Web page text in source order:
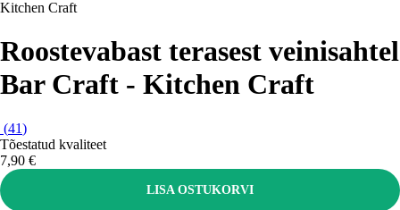
Kitchen Craft
Roostevabast terasest veinisahtel
Bar Craft - Kitchen Craft
(41)
Tõestatud kvaliteet
7,90 €
LISA OSTUKORVI